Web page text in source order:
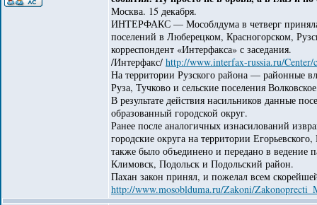
Москва. 15 декабря.
ИНТЕРФАКС — Мособлдума в четверг приняла
поселений в Люберецком, Красногорском,
корреспондент «Интерфакса» с заседания.
/Интерфакс/ http://www.interfax-russia.ru/Center/
На территории Рузского района — районные
Руза, Тучково и сельские поселения
В результате действия насильников данные
образованный городской округ.
Ранее после аналогичных изнасилований
городские округа на территории
также было объединено и передано в
Климовск, Подольск и Подольский район.
Пахан закон принял, и пожелал всем
http://www.mosoblduma.ru/Zakoni/